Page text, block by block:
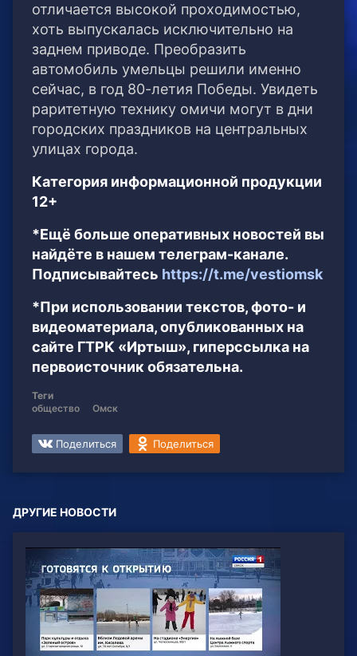
отличается высокой проходимостью,
хоть выпускалась исключительно на
заднем приводе. Преобразить
автомобиль умельцы решили именно
сейчас, в год 80-летия Победы. Увидеть
раритетную технику омичи могут в дни
городских праздников на центральных
улицах города.
Категория информационной продукции
12+
*Ещё больше оперативных новостей вы
найдёте в нашем телеграм-канале.
Подписывайтесь https://t.me/vestiomsk
*При использовании текстов, фото- и
видеоматериала, опубликованных на
сайте ГТРК «Иртыш», гиперссылка на
первоисточник обязательна.
Теги
общество
Омск
Поделиться Поделиться
ДРУГИЕ НОВОСТИ